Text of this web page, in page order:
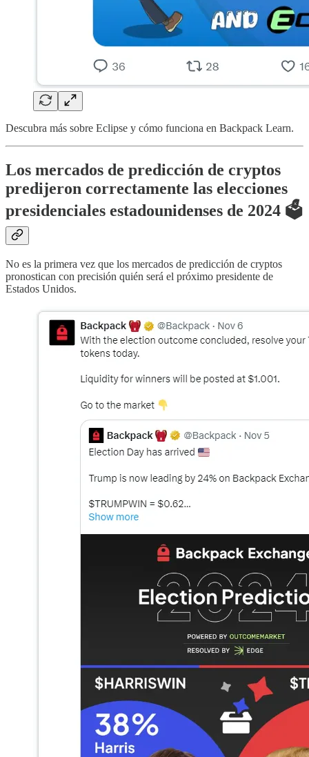
Descubra más sobre Eclipse y cómo funciona en Backpack Learn.
Los mercados de predicción de cryptos
predijeron correctamente las elecciones
presidenciales estadounidenses de 2024 🗳️
No es la primera vez que los mercados de predicción de cryptos
pronostican con precisión quién será el próximo presidente de
Estados Unidos.